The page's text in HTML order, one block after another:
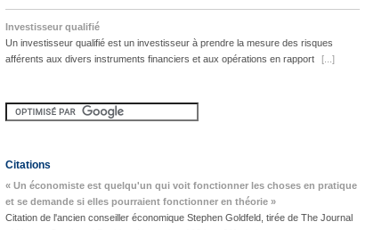
Investisseur qualifié
Un investisseur qualifié est un investisseur à prendre la mesure des risques
afférents aux divers instruments financiers et aux opérations en rapport
[...]
Citations
« Un économiste est quelqu'un qui voit fonctionner les choses en pratique
et se demande si elles pourraient fonctionner en théorie »
Citation de l'ancien conseiller économique Stephen Goldfeld, tirée de The Journal